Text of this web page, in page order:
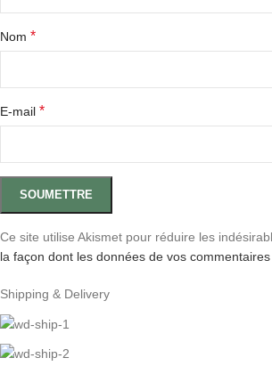
Nom *
E-mail *
Ce site utilise Akismet pour réduire les
la façon dont les données de vos
Shipping & Delivery